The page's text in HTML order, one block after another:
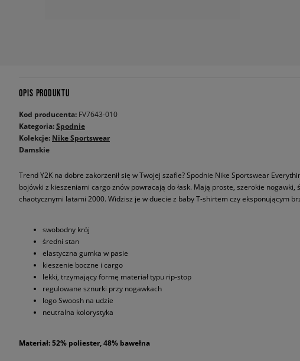
OPIS PRODUKTU
Kod producenta: FV7643-010
Kategoria:Spodnie
Kolekcje: Nike Sportswear
Damskie
Trend Y2K na dobre zakorzenił się w Twojej szafie? Spodnie Nike Sportswear
bojówki z kieszeniami cargo znów powracają do łask. Mają proste, szerokie
chaotycznymi latami 2000. Widzisz je w duecie z baby T-shirtem czy eksponującym
swobodny krój
średni stan
elastyczna gumka w pasie
kieszenie boczne i cargo
lekki, trzymający formę materiał typu rip-stop
regulowane sznurki przy nogawkach
logo Swoosh na udzie
neutralna kolorystyka
Materiał: 52% poliester, 48% bawełna